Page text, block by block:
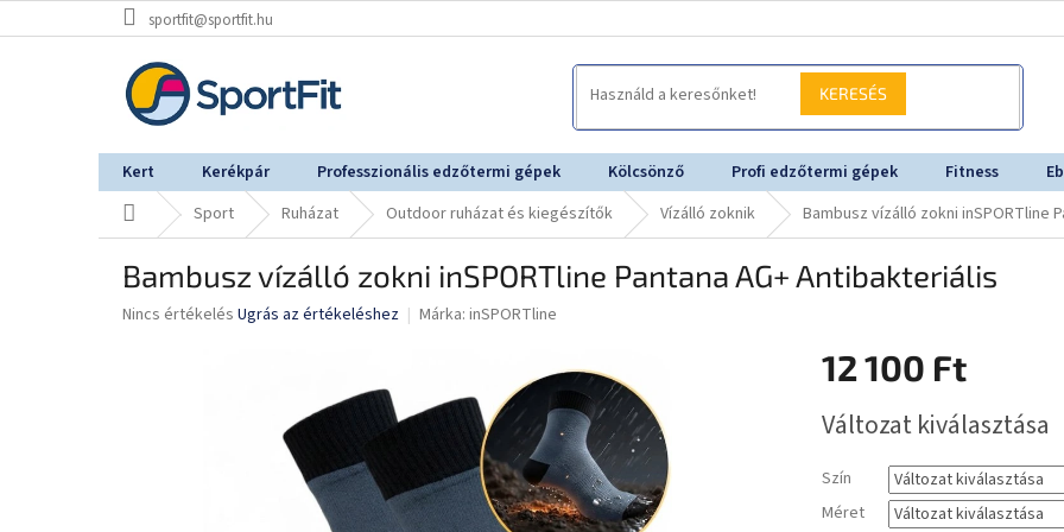
a
sportfit@sportfit.hu
KERESÉS
Kert Kerékpár Professzionális edzőtermi gépek Kölcsönző Profi edzőtermi gépek Fitness
KezdőlapSport Ruházat Outdoor ruházat és kiegészítők Vízálló zoknik Bambusz vízálló zokni inSPORTline
Bambusz vízálló zokni inSPORTline Pantana AG+ Antibakteriális
A
Nincs értékelés Ugrás az értékeléshez Márka: inSPORTline
12 100 Ft
Változat kiválasztása
Szín
Méret